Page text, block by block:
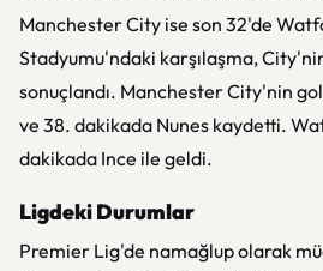
Manchester City ise son 32'de
Stadyumu'ndaki karşılaşma,
sonuçlandı. Manchester City'nin
ve 38. dakikada Nunes kaydetti.
dakikada Ince ile geldi.
Ligdeki Durumlar
Premier Lig'de namağlup olarak